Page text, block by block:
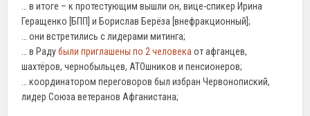
… в итоге – к протестующим вышли он, вице-спикер Ирина
Геращенко [БПП] и Борислав Берёза [внефракционный];
… они встретились с лидерами митинга;
… в Радубыли приглашены по 2 человека от афганцев,
шахтёров, чернобыльцев, АТОшников и пенсионеров;
… координатором переговоров был избран Червонопиский,
лидер Союза ветеранов Афганистана;